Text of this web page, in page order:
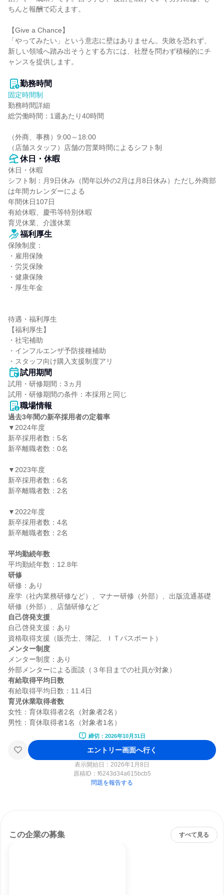
ちんと報酬で応えます。
【Give a Chance】
「やってみたい」という意志に壁はありません。失敗を恐れず、
新しい領域へ踏み出そうとする方には、社歴を問わず積極的にチ
ャンスを提供します。
勤務時間
固定時間制
勤務時間詳細
総労働時間：1週あたり40時間
（外商、事務）9:00～18:00
（店舗スタッフ）店舗の営業時間によるシフト制
休日・休暇
休日・休暇
シフト制：月9日休み（閏年以外の2月は月8日休み）ただし外商部
は年間カレンダーによる
年間休日107日
有給休暇、慶弔等特別休暇
育児休業、介護休業
福利厚生
保険制度：
・雇用保険
・労災保険
・健康保険
・厚生年金
待遇・福利厚生
【福利厚生】
・社宅補助
・インフルエンザ予防接種補助
・スタッフ向け購入支援制度アリ
試用期間
試用・研修期間：3ヵ月
職場情報
過去3年間の新卒採用者の定着率
▼2024年度
新卒採用者数：5名
新卒離職者数：0名
▼2023年度
新卒採用者数：6名
新卒離職者数：2名
▼2022年度
新卒採用者数：4名
新卒離職者数：2名
平均勤続年数
研修
研修：あり
座学（社内業務研修など）、マナー研修（外部）、出版流通基礎
自己啓発支援
自己啓発支援：あり
メンター制度
メンター制度：あり
有給取得平均日数
育児休業取得者数
女性：育休取得者2名（対象者2名）
締切：2026年10月31日
エントリー画面へ行く
表示開始日：2026年1月8日
原稿ID： f6243d34a615bcb5
問題を報告する
この企業の募集 すべて見る